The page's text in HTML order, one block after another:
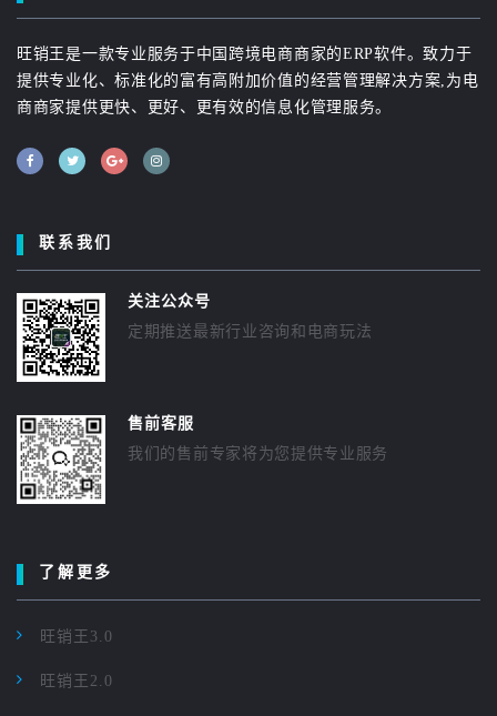
旺销王是一款专业服务于中国跨境电商商家的ERP软件。致力于
提供专业化、标准化的富有高附加价值的经营管理解决方案,为电
商商家提供更快、更好、更有效的信息化管理服务。
联系我们
关注公众号
定期推送最新行业咨询和电商玩法
售前客服
我们的售前专家将为您提供专业服务
了解更多
旺销王3.0
旺销王2.0